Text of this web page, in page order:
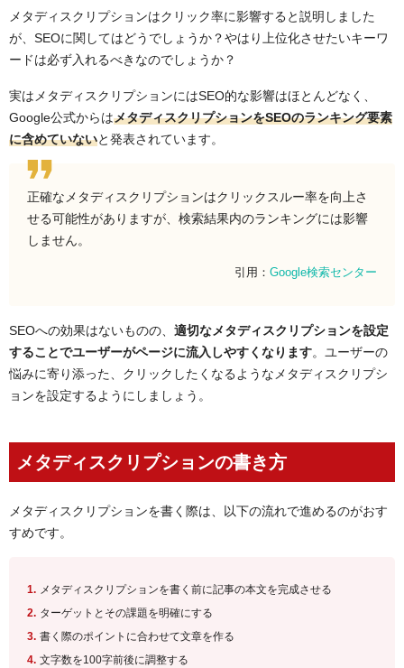
メタディスクリプションはクリック率に影響すると説明しました
が、SEOに関してはどうでしょうか？やはり上位化させたいキーワ
ードは必ず入れるべきなのでしょうか？
実はメタディスクリプションにはSEO的な影響はほとんどなく、
Google公式からはメタディスクリプションをSEOのランキング要素
に含めていないと発表されています。
正確なメタディスクリプションはクリックスルー率を向上さ
せる可能性がありますが、検索結果内のランキングには影響
しません。
引用：Google検索センター
SEOへの効果はないものの、 適切なメタディスクリプションを設定
することでユーザーがページに流入しやすくなります。ユーザーの
悩みに寄り添った、クリックしたくなるようなメタディスクリプシ
ョンを設定するようにしましょう。
メタディスクリプションの書き方
メタディスクリプションを書く際は、以下の流れで進めるのがおす
すめです。
メタディスクリプションを書く前に記事の本文を完成させる
ターゲットとその課題を明確にする
書く際のポイントに合わせて文章を作る
文字数を100字前後に調整する